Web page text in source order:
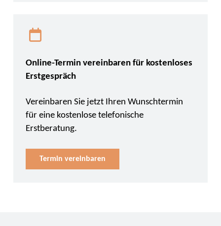
Online-Termin vereinbaren für kostenloses
Erstgespräch
Vereinbaren Sie jetzt Ihren Wunschtermin
für eine kostenlose telefonische
Erstberatung.
Termin vereinbaren